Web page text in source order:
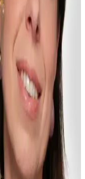
ve
ve Özellikleri
50+ koruma, ton
destekler, suya
Mask ve Toner
yöntemleri
Sheet mask pratik ve
ve ekonomik
Selülit ve Çatlak